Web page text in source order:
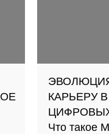
КАРЬЕРУ
Что такое